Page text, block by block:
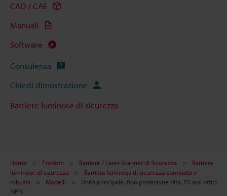
CAD / CAE
Manuali
Software
Consulenza
Chiedi dimostrazione
Barriere luminose di sicurezza
Home Prodotti Barriere / Laser Scanner di Sicurezza
Barriere
luminose di sicurezza
Barriera luminosa di sicurezza compatta e
robusta
Modelli
Unità principale, tipo protezione dita, 55 assi ottici
NPN